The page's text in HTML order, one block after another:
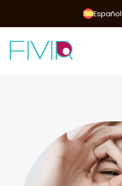
Español